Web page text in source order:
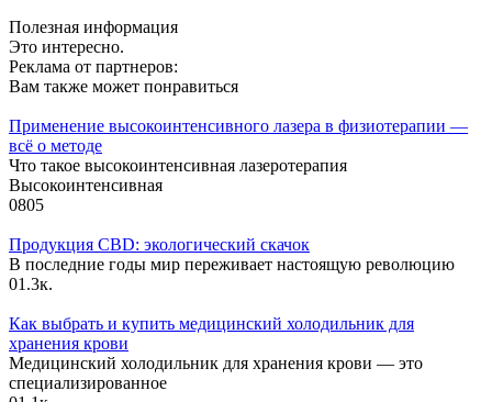
Полезная информация
Это интересно.
Реклама от партнеров:
Вам также может понравиться
Применение высокоинтенсивного лазера в физиотерапии —
всё о методе
Что такое высокоинтенсивная лазеротерапия
Высокоинтенсивная
0805
Продукция CBD: экологический скачок
В последние годы мир переживает настоящую революцию
01.3к.
Как выбрать и купить медицинский холодильник для
хранения крови
Медицинский холодильник для хранения крови — это
специализированное